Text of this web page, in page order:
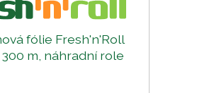
fólie Fresh'n'Roll
m, náhradní role